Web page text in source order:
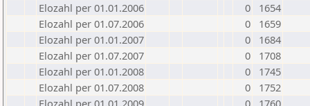
Elozahl per 01.01.2006
0
1654
Elozahl per 01.07.2006
0
1659
Elozahl per 01.01.2007
0
1684
Elozahl per 01.07.2007
0
1708
Elozahl per 01.01.2008
0
1745
Elozahl per 01.07.2008
0
1752
Elozahl per 01.01.2009
0
1760